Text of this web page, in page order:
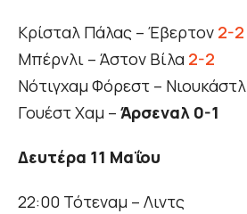
Κρίσταλ Πάλας – Έβερτον 2-2
Μπέρνλι – Άστον Βίλα 2-2
Νότιγχαμ Φόρεστ – Νιουκάστλ
Γουέστ Χαμ – Άρσεναλ 0-1
Δευτέρα 11 Μαΐου
22:00 Τότεναμ – Λιντς